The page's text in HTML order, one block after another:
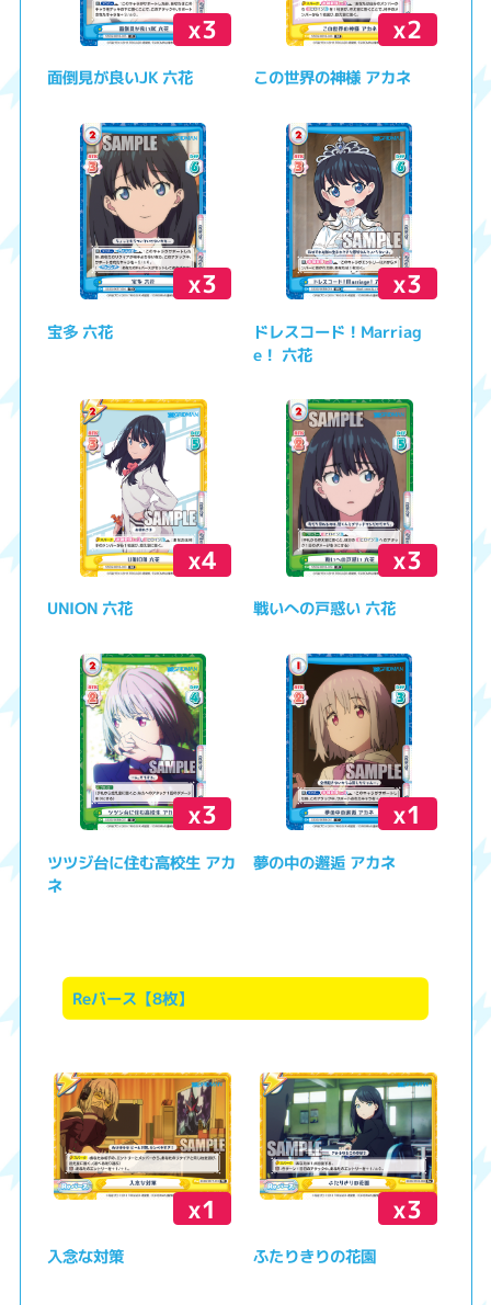
x3
面倒見が良いJK 六花
x2
この世界の神様 アカネ
x3
宝多 六花
x3
ドレスコード！Marriag
e！ 六花
x4
UNION 六花
x3
戦いへの戸惑い 六花
x3
ツツジ台に住む高校生 アカ
ネ
x1
夢の中の邂逅 アカネ
Reバース【8枚】
x1
入念な対策
x3
ふたりきりの花園